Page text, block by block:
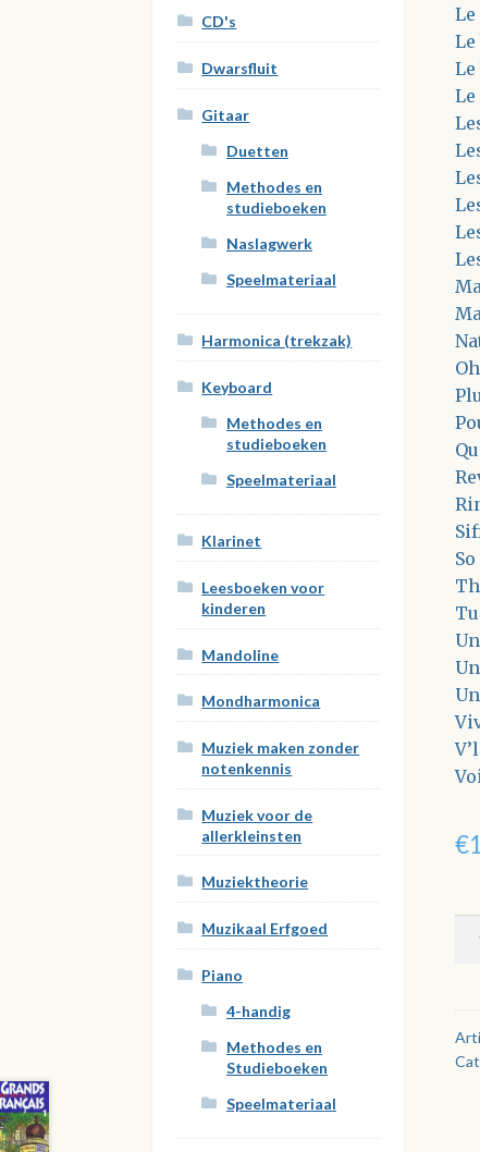
Le
Le
€
-
CD's
Dwarsfluit
Gitaar
Duetten
Methodes en
studieboeken
Naslagwerk
Speelmateriaal
Harmonica (trekzak)
Keyboard
Methodes en
studieboeken
Speelmateriaal
Klarinet
Leesboeken voor
kinderen
Mandoline
Mondharmonica
Muziek maken zonder
notenkennis
Muziek voor de
allerkleinsten
Muziektheorie
Muzikaal Erfgoed
Piano
4-handig
Methodes en
Studieboeken
Speelmateriaal